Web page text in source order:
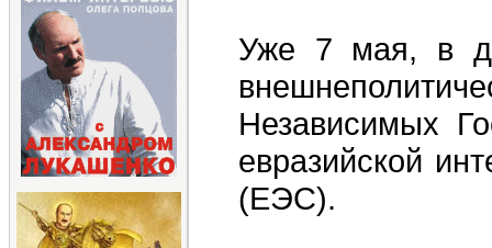
Уже 7 мая, в
Независимых
евразийской
(ЕЭС).